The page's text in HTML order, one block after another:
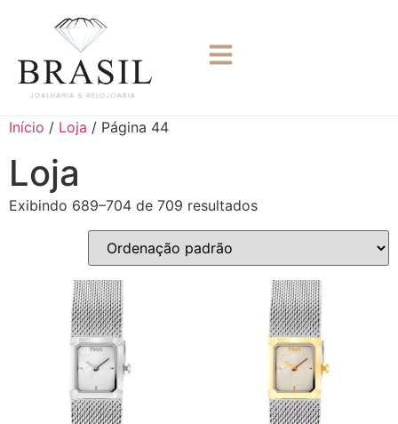
Início / Loja / Página 44
Loja
Exibindo 689–704 de 709 resultados
Menu
Quem Somos
Produtos